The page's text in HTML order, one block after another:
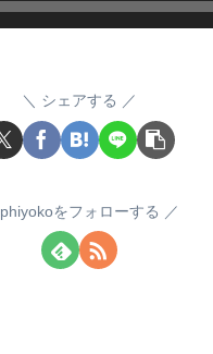
シェアする
phiyokoをフォローする